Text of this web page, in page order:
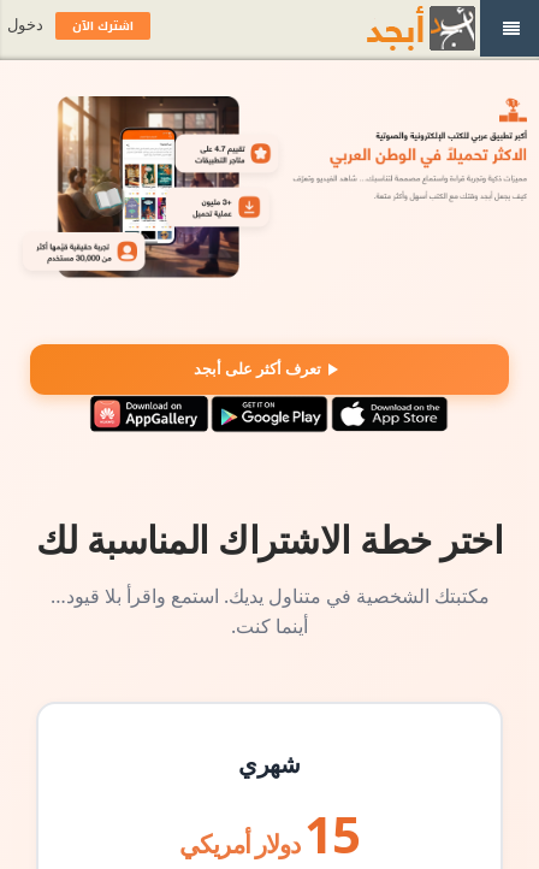
تعرف أكثر على أبجد
اختر خطة الاشتراك المناسبة لك
مكتبتك الشخصية في متناول يديك. استمع واقرأ بلا قيود…
أينما كنت.
شهري
15 دولار أمريكي
اشترك الآن دخول